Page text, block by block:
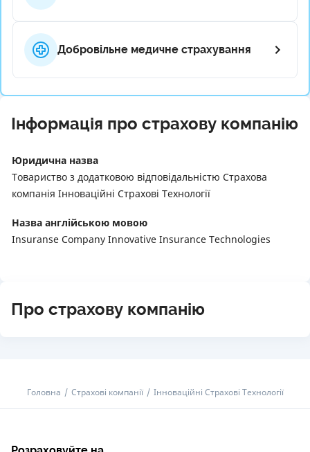
Добровільне медичне страхування
Інформація про страхову компанію
Юридична назва
Товариство з додатковою відповідальністю Страхова
компанія Інноваційні Страхові Технології
Назва англійською мовою
Insuranse Company Innovative Insurance Technologies
Про страхову компанію
Головна Страхові компанії Інноваційні Страхові Технології